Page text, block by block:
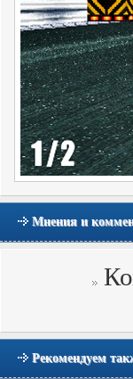
Мнения и
Рекомендуем